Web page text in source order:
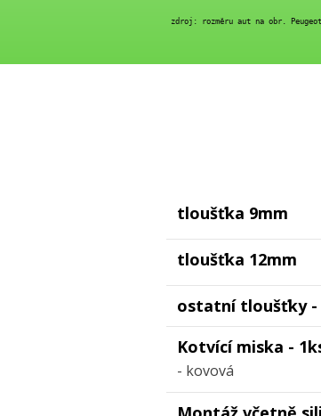
zdroj: rozměru aut na obr.
tloušťka 9mm
tloušťka 12mm
ostatní tloušťky -
Kotvící miska -
- kovová